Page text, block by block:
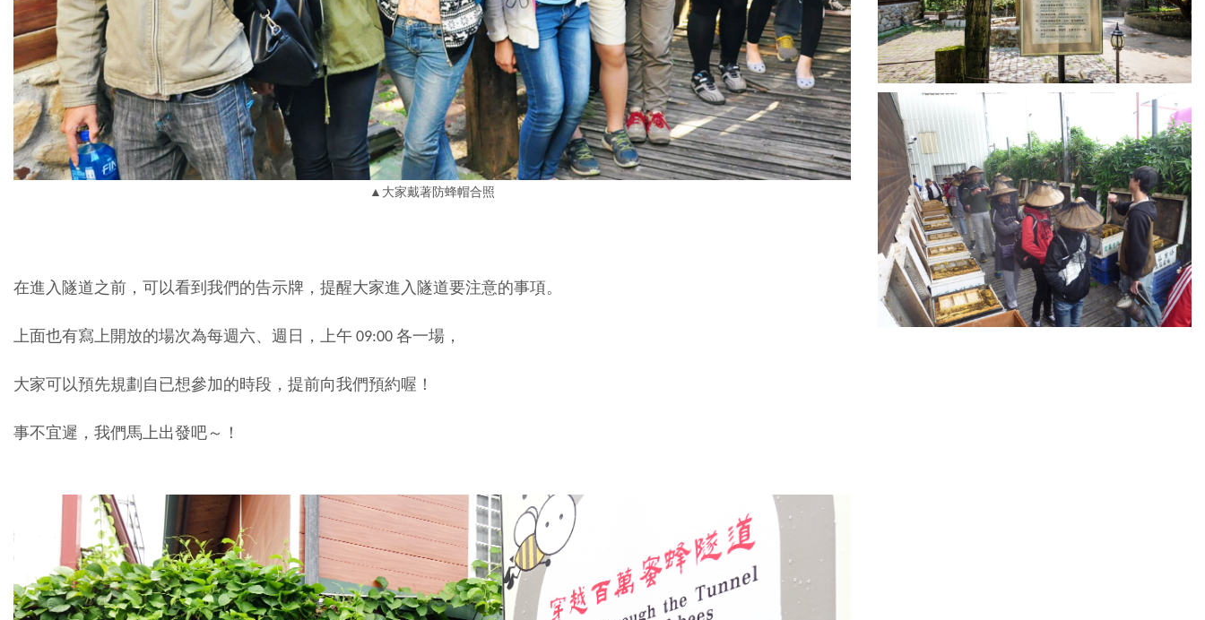
▲大家戴著防蜂帽合照
在進入隧道之前，可以看到我們的告示牌，提醒大家進入隧道要注意的事項。
上面也有寫上開放的場次為每週六、週日，上午 09:00 各一場，
大家可以預先規劃自已想參加的時段，提前向我們預約喔！
事不宜遲，我們馬上出發吧～！